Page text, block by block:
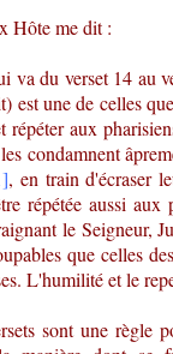
Hôte me dit :
va du verset 14 au
est une de celles
répéter aux
condamnent
, en train d'écraser
répétée aussi aux
le Seigneur,
que celles
L'humilité et le
sont une règle